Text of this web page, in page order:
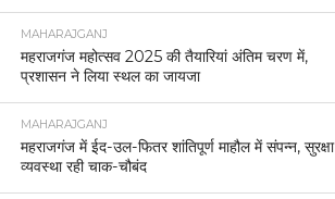
MAHARAJGANJ
महराजगंज महोत्सव 2025 की तैयारियां अंतिम चरण में,
प्रशासन ने लिया स्थल का जायजा
MAHARAJGANJ
महराजगंज में ईद-उल-फितर शांतिपूर्ण माहौल में संपन्न, सुरक्षा
व्यवस्था रही चाक-चौबंद